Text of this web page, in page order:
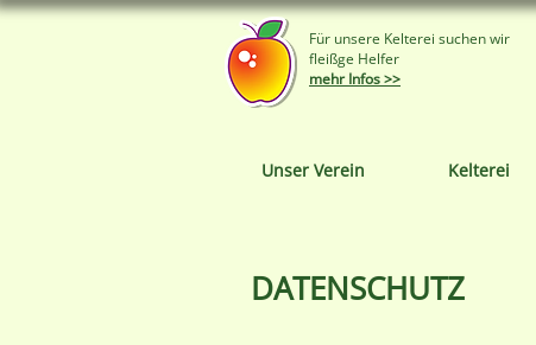
Unser Verein Kelterei
Für unsere Kelterei suchen wir
fleißge Helfer
mehr Infos >>
DATENSCHUTZ